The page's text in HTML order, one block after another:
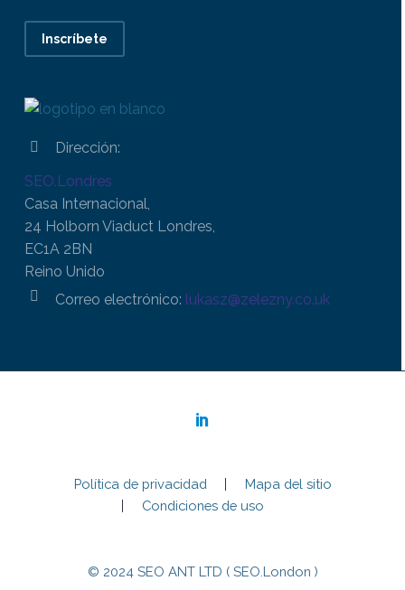
Inscríbete


Dirección:
SEO.Londres
Casa Internacional,
24 Holborn Viaduct Londres,
EC1A 2BN
Reino Unido

 Correo electrónico: lukasz@zelezny.co.uk
Política de privacidad
Mapa del sitio
Condiciones de uso
© 2024 SEO ANT LTD ( SEO.London )